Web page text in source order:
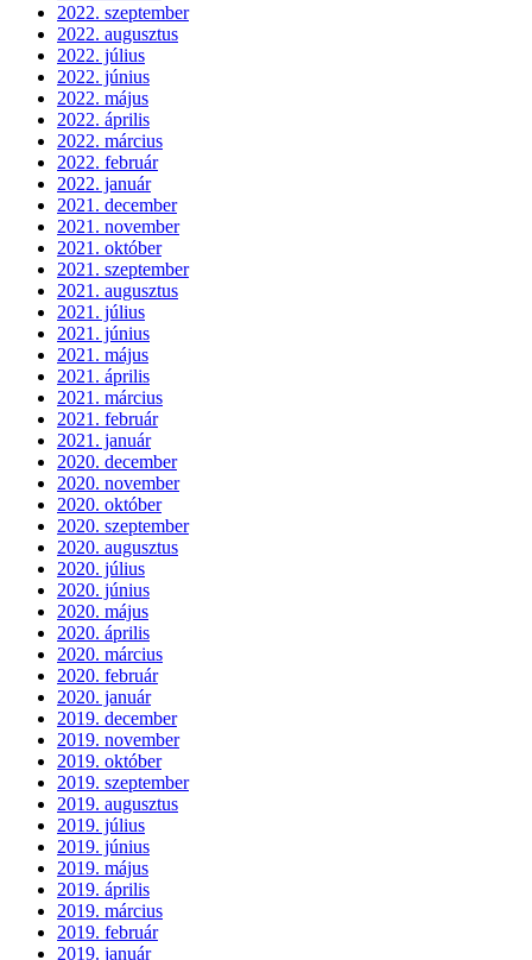
2022. szeptember
2022. augusztus
2022. július
2022. június
2022. május
2022. április
2022. március
2022. február
2022. január
2021. december
2021. november
2021. október
2021. szeptember
2021. augusztus
2021. július
2021. június
2021. május
2021. április
2021. március
2021. február
2021. január
2020. december
2020. november
2020. október
2020. szeptember
2020. augusztus
2020. július
2020. június
2020. május
2020. április
2020. március
2020. február
2020. január
2019. december
2019. november
2019. október
2019. szeptember
2019. augusztus
2019. július
2019. június
2019. május
2019. április
2019. március
2019. február
2019. január